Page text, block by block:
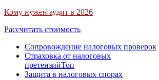
Кому нужен аудит в 2026
Рассчитать стоимость
Сопровождение налоговых проверок
Страховка от налоговых
претензийТоп
Защита в налоговых спорах